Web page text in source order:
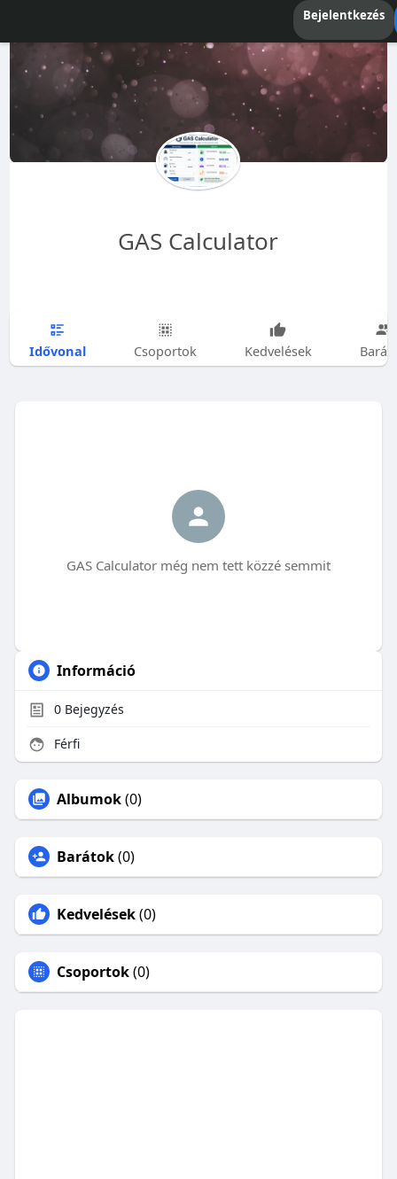
Bejelentkezés
GAS Calculator
Idővonal Csoportok Kedvelések
GAS Calculator még nem tett közzé semmit
Információ
0Bejegyzés
Férfi
Albumok(0)
Barátok(0)
Kedvelések(0)
Csoportok(0)